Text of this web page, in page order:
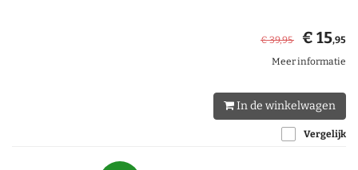
€ 39,95 € 15,95
Meer informatie
In de winkelwagen
Vergelijk